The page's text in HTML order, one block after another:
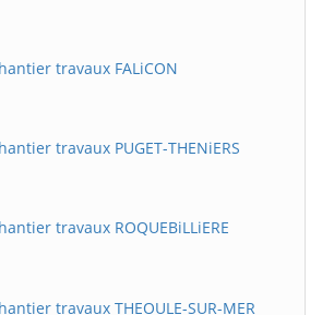
travaux FALiCON
travaux PUGET-THENiERS
travaux ROQUEBiLLiERE
travaux THEOULE-SUR-MER